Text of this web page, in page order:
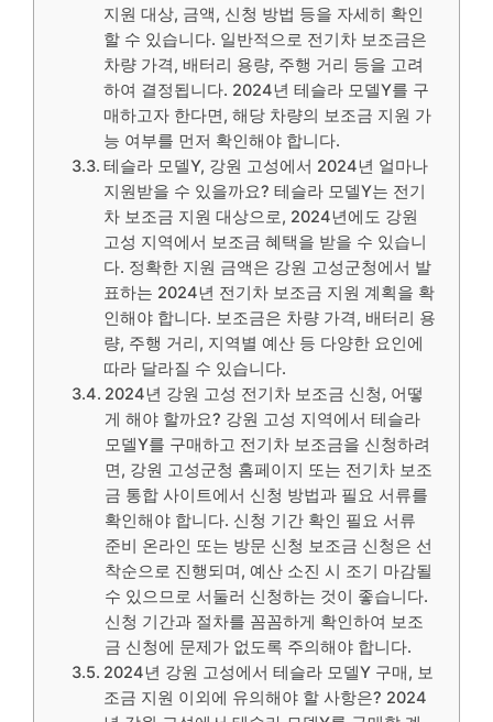
지원 대상, 금액, 신청 방법 등을 자세히 확인
할 수 있습니다. 일반적으로 전기차 보조금은
차량 가격, 배터리 용량, 주행 거리 등을 고려
하여 결정됩니다. 2024년 테슬라 모델Y를 구
매하고자 한다면, 해당 차량의 보조금 지원 가
능 여부를 먼저 확인해야 합니다.
테슬라 모델Y, 강원 고성에서 2024년 얼마나
지원받을 수 있을까요? 테슬라 모델Y는 전기
차 보조금 지원 대상으로, 2024년에도 강원
고성 지역에서 보조금 혜택을 받을 수 있습니
다. 정확한 지원 금액은 강원 고성군청에서 발
표하는 2024년 전기차 보조금 지원 계획을 확
인해야 합니다. 보조금은 차량 가격, 배터리 용
량, 주행 거리, 지역별 예산 등 다양한 요인에
따라 달라질 수 있습니다.
2024년 강원 고성 전기차 보조금 신청, 어떻
게 해야 할까요? 강원 고성 지역에서 테슬라
모델Y를 구매하고 전기차 보조금을 신청하려
면, 강원 고성군청 홈페이지 또는 전기차 보조
금 통합 사이트에서 신청 방법과 필요 서류를
확인해야 합니다. 신청 기간 확인 필요 서류
준비 온라인 또는 방문 신청 보조금 신청은 선
착순으로 진행되며, 예산 소진 시 조기 마감될
수 있으므로 서둘러 신청하는 것이 좋습니다.
신청 기간과 절차를 꼼꼼하게 확인하여 보조
금 신청에 문제가 없도록 주의해야 합니다.
2024년 강원 고성에서 테슬라 모델Y 구매, 보
조금 지원 이외에 유의해야 할 사항은? 2024